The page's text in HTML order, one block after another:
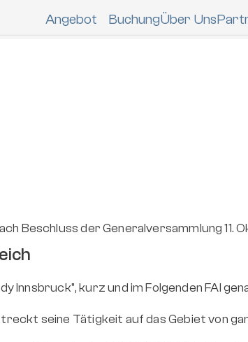
Beschluss der Generalversammlung 11.
Innsbruck", kurz und im Folgenden FAI
seine Tätigkeit auf das Gebiet von
Angebot BuchungÜber Uns